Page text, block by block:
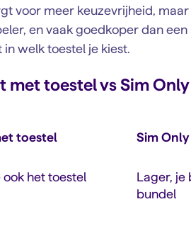
voor meer keuzevrijheid,
en vaak goedkoper dan
welk toestel je kiest.
met toestel vs Sim Only
toestel Sim Only
het toestel
Lager, je
bundel